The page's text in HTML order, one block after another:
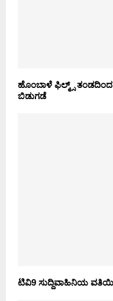
ಹೊಂಬಾಳೆ ಫಿಲ್ಮ್ಸ್ ತಂಡದಿಂದ
ಬಿಡುಗಡೆ
ಟಿವಿ9 ಸುದ್ದಿವಾಹಿನಿಯ